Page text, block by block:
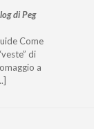
di Peg
Come
di
a